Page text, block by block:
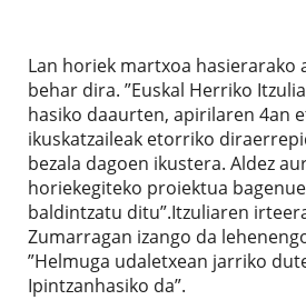
Lan horiek martxoa hasierarako
behar dira. ”Euskal Herriko
hasiko daaurten, apirilaren 4an
ikuskatzaileak etorriko
bezala dagoen ikustera. Aldez
horiekegiteko proiektua
baldintzatu ditu”.Itzuliaren
Zumarragan izango da
”Helmuga udaletxean jarriko
Ipintzanhasiko da”.